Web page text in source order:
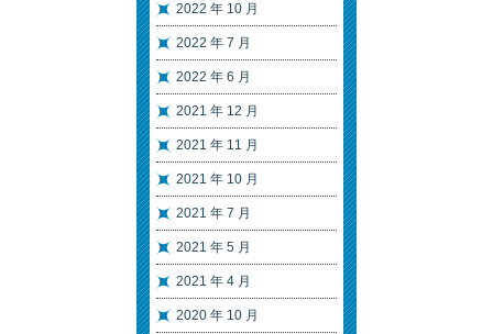
2022 年 10 月
2022 年 7 月
2022 年 6 月
2021 年 12 月
2021 年 11 月
2021 年 10 月
2021 年 7 月
2021 年 5 月
2021 年 4 月
2020 年 10 月